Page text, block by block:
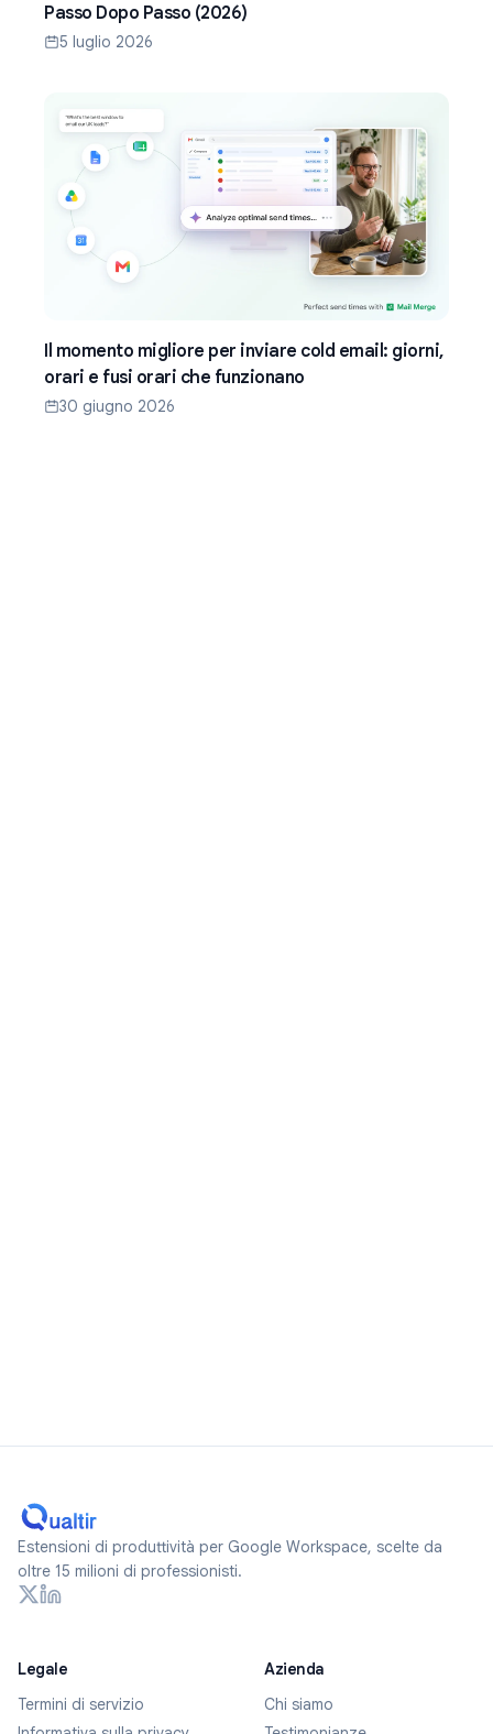
Passo Dopo Passo (2026)
5 luglio 2026
Il momento migliore per inviare cold email: giorni,
orari e fusi orari che funzionano
30 giugno 2026
Estensioni di produttività per Google Workspace, scelte da
oltre 15 milioni di professionisti.
Legale
Termini di servizio
Azienda
Chi siamo